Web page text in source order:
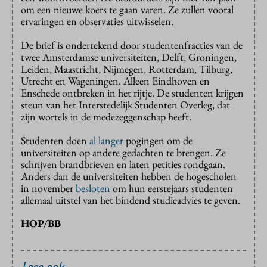
om een nieuwe koers te gaan varen. Ze zullen vooral
ervaringen en observaties uitwisselen.
De brief is ondertekend door studentenfracties van de
twee Amsterdamse universiteiten, Delft, Groningen,
Leiden, Maastricht, Nijmegen, Rotterdam, Tilburg,
Utrecht en Wageningen. Alleen Eindhoven en
Enschede ontbreken in het rijtje. De studenten krijgen
steun van het Interstedelijk Studenten Overleg, dat
zijn wortels in de medezeggenschap heeft.
Studenten doen al langerpogingen om de
universiteiten op andere gedachten te brengen. Ze
schrijven brandbrieven en laten petities rondgaan.
Anders dan de universiteiten hebben de hogescholen
in novemberbesloten om hun eerstejaars studenten
allemaal uitstel van het bindend studieadvies te geven.
HOP/BB